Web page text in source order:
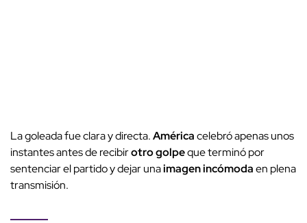
La goleada fue clara y directa.Américacelebró apenas unos
instantes antes de recibirotro golpeque terminó por
sentenciar el partido y dejar unaimagen incómodaen plena
transmisión.